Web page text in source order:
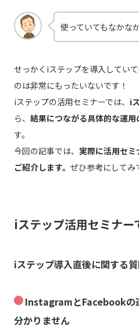
使っていてもなかな
せっかくiステップを導入してい
のは非常にもったいないです！
iステップの活用セミナーでは、 i
ら、 結果につながる具体的な運用
す。
今回の記事では、 実際に活用セミ
ご紹介します。 ぜひ参考にしてみ
iステップ活用セミナー
iステップ導入直後に関する
InstagramとFacebookの
分かりません